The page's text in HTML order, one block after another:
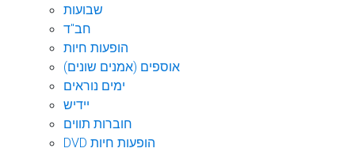
שבועות
חב"ד
הופעות חיות
אוספים (אמנים שונים)
ימים נוראים
יידיש
חוברות תווים
DVD הופעות חיות